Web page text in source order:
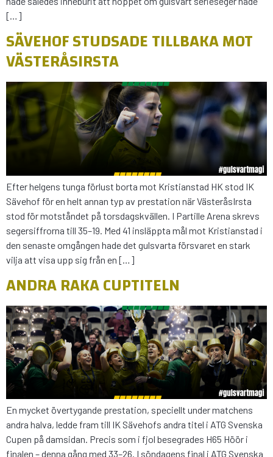
[…]
SÄVEHOF STUDSADE TILLBAKA MOT
VÄSTERÅSIRSTA
Efter helgens tunga förlust borta mot Kristianstad HK stod IK
Sävehof för en helt annan typ av prestation när VästeråsIrsta
stod för motståndet på torsdagskvällen. I Partille Arena skrevs
segersiffrorna till 35–19. Med 41 insläppta mål mot Kristianstad i
den senaste omgången hade det gulsvarta försvaret en stark
vilja att visa upp sig från en […]
ANDRA RAKA CUPTITELN
En mycket övertygande prestation, speciellt under matchens
andra halva, ledde fram till IK Sävehofs andra titel i ATG Svenska
Cupen på damsidan. Precis som i fjol besegrades H65 Höör i
finalen – denna gång med 33–26. I söndagens final i ATG Svenska